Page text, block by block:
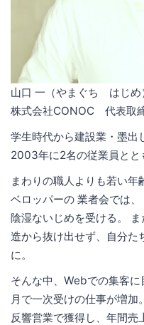
山口 一（やまぐち はじめ
株式会社CONOC 代表取
学生時代から建設業・墨出
2003年に2名の従業員とと
まわりの職人よりも若い年
ベロッパーの 業者会では
陰湿ないじめを受ける。
造から抜け出せず、自分た
に。
そんな中、Webでの集客
月で一次受けの仕事が増
反響営業で獲得し、年間売